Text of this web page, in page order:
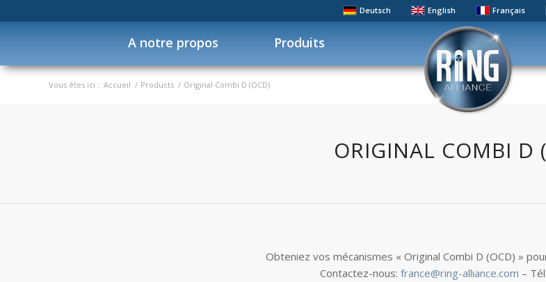
Deutsch English Français
A notre propos Produits
Vous êtes ici : Accueil / Products / Original Combi D (OCD)
ORIGINAL COMBI D
Obteniez vos mécanismes « Original Combi D (OCD) »
Contactez-nous: france@ring-alliance.com –